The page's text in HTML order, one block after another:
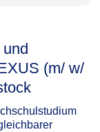
(m/ w/